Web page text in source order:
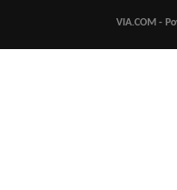
VIA.COM -